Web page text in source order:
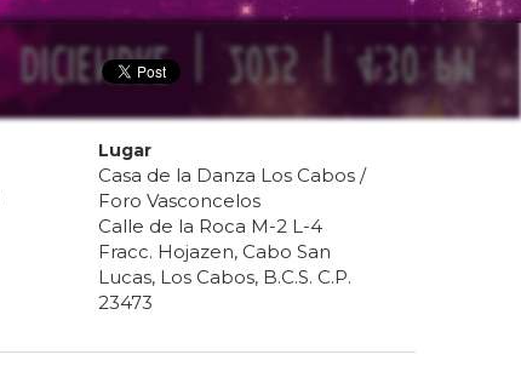
Lugar
Casa de la Danza Los Cabos /
Foro Vasconcelos
Calle de la Roca M-2 L-4
Fracc. Hojazen, Cabo San
Lucas, Los Cabos, B.C.S. C.P.
23473